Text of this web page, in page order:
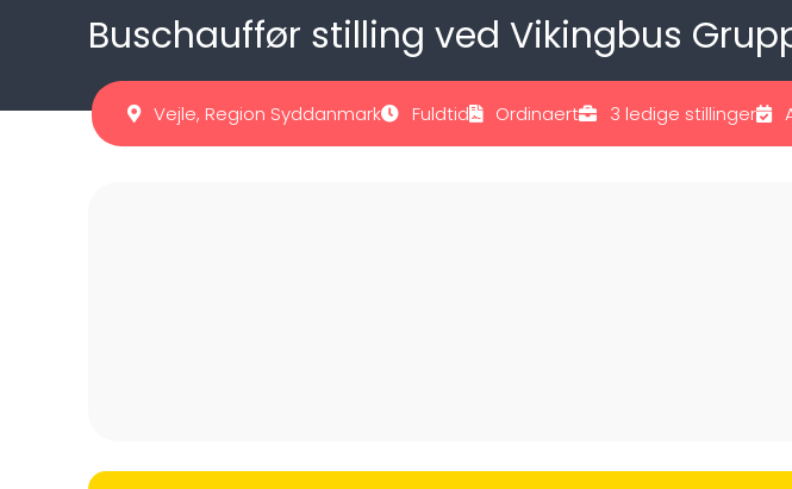
Buschauffør stilling ved Vikingbus
Vejle, Region Syddanmark Fuldtid Ordinaert 3 ledige stillinger